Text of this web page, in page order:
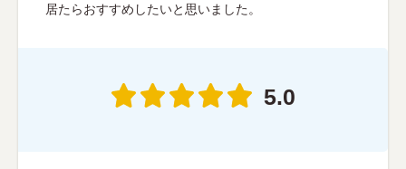
居たらおすすめしたいと思いました。
5.0